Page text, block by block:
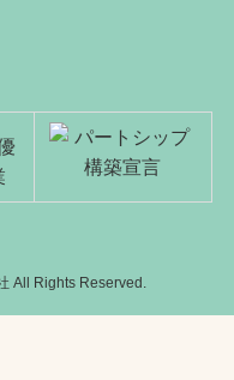
All Rights Reserved.